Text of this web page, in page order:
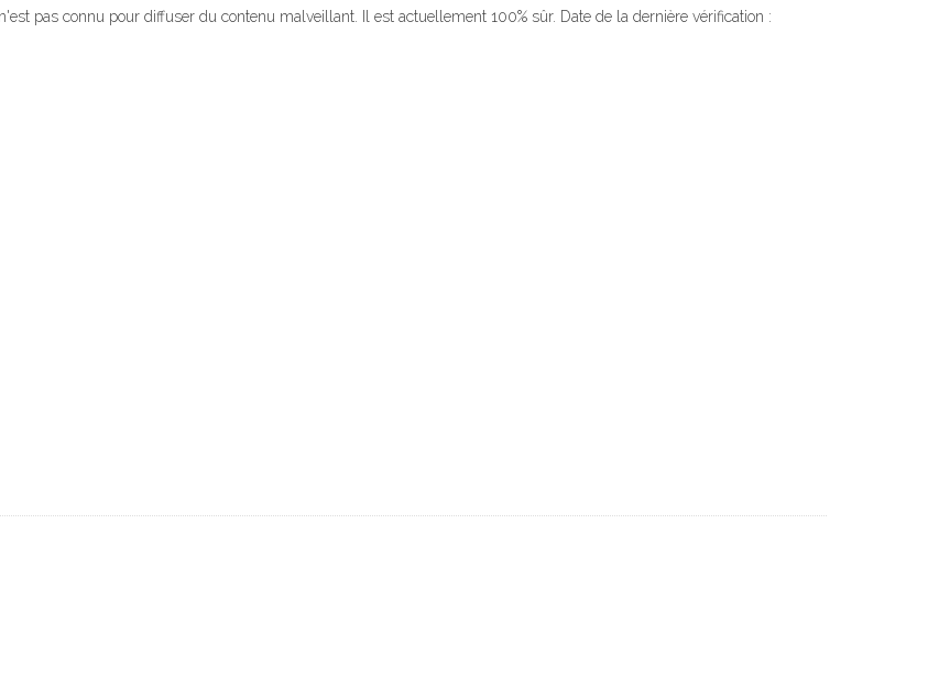
pas connu pour diffuser du contenu malveillant. Il est actuellement 100% sûr. Date de la dernière vérification :